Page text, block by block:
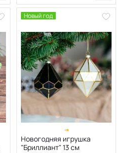
Новый год
Новогодняя игрушка
"Бриллиант" 13 см